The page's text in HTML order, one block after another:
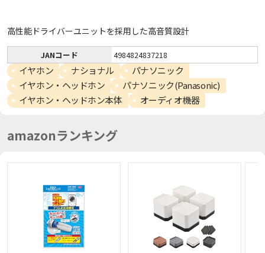
高性能ドライバーユニットを採用した高音質設計
JANコード 4984824837218
イヤホン ナショナル
パナソニック
イヤホン・ヘッドホン
パナソニック(Panasonic)
イヤホン・ヘッドホン本体
オーディオ機器
amazonランキング